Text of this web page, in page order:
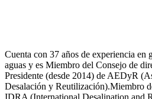
Cuenta con 37 años de experiencia en
aguas y es Miembro del Consejo de
Presidente (desde 2014) de AEDyR
Desalación y Reutilización).Miembro
IDRA (International Desalination and